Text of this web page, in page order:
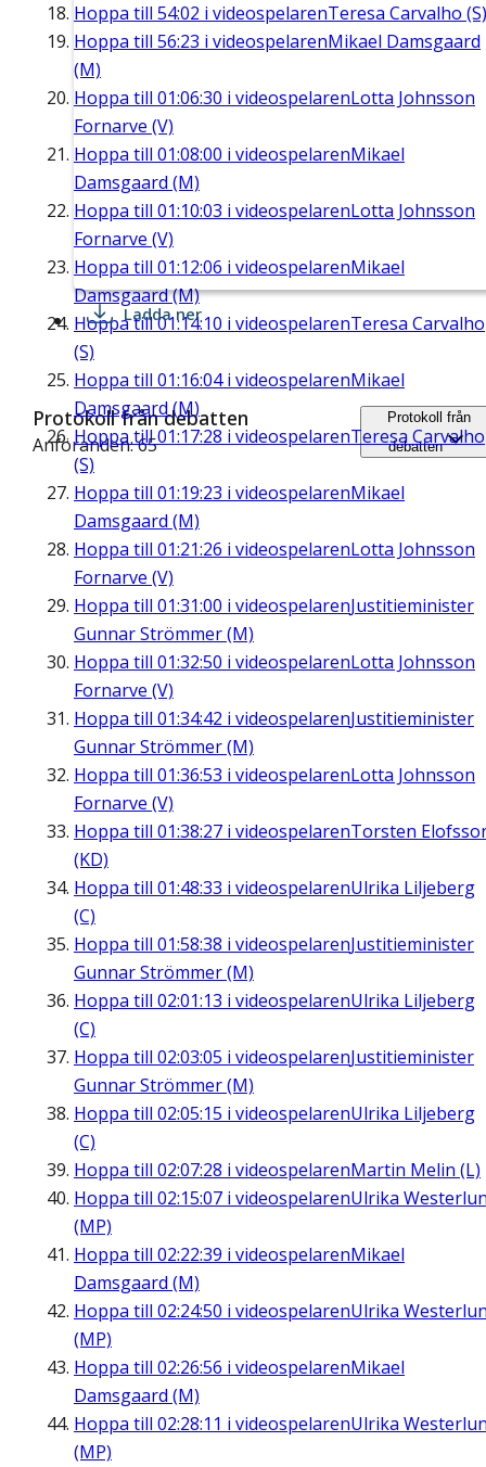
Hoppa till 54:02 i videospelarenTeresa Carvalho (S)
Hoppa till 56:23 i videospelarenMikael Damsgaard
(M)
Hoppa till 01:06:30 i videospelarenLotta Johnsson
Fornarve (V)
Hoppa till 01:08:00 i videospelarenMikael
Damsgaard (M)
Hoppa till 01:10:03 i videospelarenLotta Johnsson
Fornarve (V)
Hoppa till 01:12:06 i videospelarenMikael
Damsgaard (M)
Hoppa till01:14:10 i videospelarenTeresa Carvalho
(S)
Hoppa till 01:16:04i videospelarenMikael
Damsgaard (M)
Hoppa till01:17:28 i videospelarenTeresa Carvalho
(S)
Hoppa till 01:19:23 i videospelarenMikael
Damsgaard (M)
Hoppa till 01:21:26 i videospelarenLotta Johnsson
Fornarve (V)
Hoppa till 01:31:00 i videospelarenJustitieminister
Gunnar Strömmer (M)
Hoppa till 01:32:50 i videospelarenLotta Johnsson
Fornarve (V)
Hoppa till 01:34:42 i videospelarenJustitieminister
Gunnar Strömmer (M)
Hoppa till 01:36:53 i videospelarenLotta Johnsson
Fornarve (V)
Hoppa till 01:38:27 i videospelarenTorsten
(KD)
Hoppa till 01:48:33 i videospelarenUlrika Liljeberg
(C)
Hoppa till 01:58:38 i videospelarenJustitieminister
Gunnar Strömmer (M)
Hoppa till 02:01:13 i videospelarenUlrika Liljeberg
(C)
Hoppa till 02:03:05 i videospelarenJustitieminister
Gunnar Strömmer (M)
Hoppa till 02:05:15 i videospelarenUlrika Liljeberg
(C)
Hoppa till 02:07:28 i videospelarenMartin Melin (L)
Hoppa till 02:15:07 i videospelarenUlrika
(MP)
Hoppa till 02:22:39 i videospelarenMikael
Damsgaard (M)
Hoppa till 02:24:50 i videospelarenUlrika
(MP)
Hoppa till 02:26:56 i videospelarenMikael
Damsgaard (M)
Hoppa till 02:28:11 i videospelarenUlrika
(MP)
Ladda ner
Protokoll från debatten
Anföranden: 65
Protokoll från
debatten